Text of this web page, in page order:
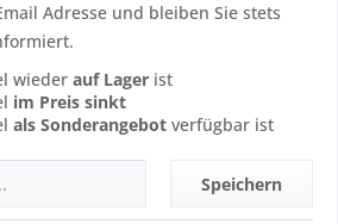
Adresse und bleiben Sie stets
wieder auf Lager ist
im Preis sinkt
als Sonderangebot verfügbar ist
Speichern